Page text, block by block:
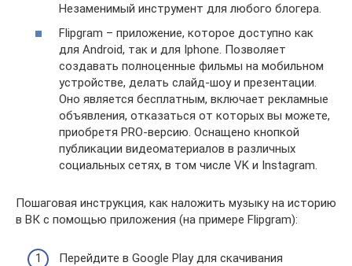
Незаменимый инструмент для любого блогера.
Flipgram – приложение, которое доступно как
для Android, так и для Iphone. Позволяет
создавать полноценные фильмы на мобильном
устройстве, делать слайд-шоу и презентации.
Оно является бесплатным, включает рекламные
объявления, отказаться от которых вы можете,
приобретя PRO-версию. Оснащено кнопкой
публикации видеоматериалов в различных
социальных сетях, в том числе VK и Instagram.
Пошаговая инструкция, как наложить музыку на историю
в ВК с помощью приложения (на примере Flipgram):
Перейдите в Google Play для скачивания